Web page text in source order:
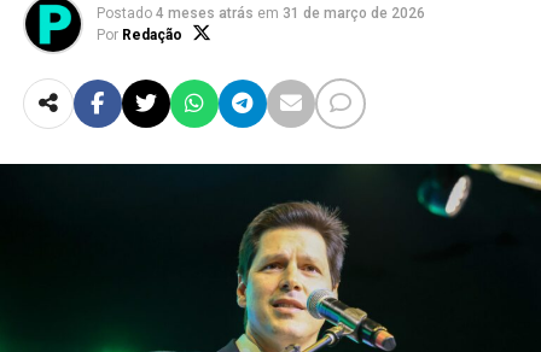
Postado 4 meses atrás em 31 de março de 2026
Por Redação